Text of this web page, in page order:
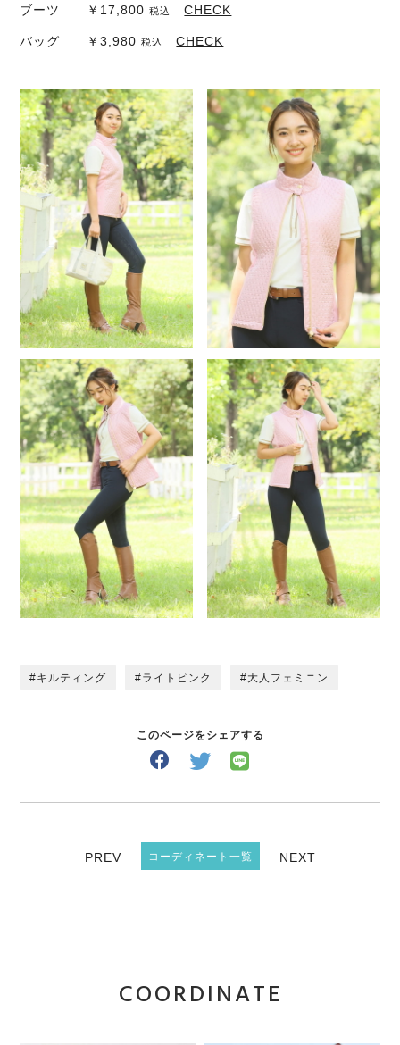
ブーツ ￥17,800税込 CHECK
バッグ ￥3,980税込 CHECK
キルティング ライトピンク 大人フェミニン
このページをシェアする
PREV コーディネート一覧 NEXT
COORDINATE